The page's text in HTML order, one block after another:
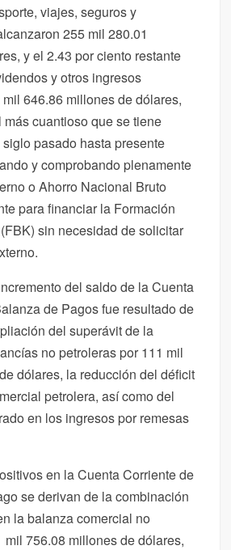
viajes, seguros y
255 mil 280.01
y el 2.43 por ciento restante
y otros ingresos
646.86 millones de dólares,
cuantioso que se tiene
pasado hasta presente
y comprobando plenamente
o Ahorro Nacional Bruto
para financiar la Formación
sin necesidad de solicitar
del saldo de la Cuenta
de Pagos fue resultado de
del superávit de la
no petroleras por 111 mil
dólares, la reducción del déficit
petrolera, así como del
en los ingresos por remesas
en la Cuenta Corriente de
se derivan de la combinación
la balanza comercial no
mil 756.08 millones de dólares,